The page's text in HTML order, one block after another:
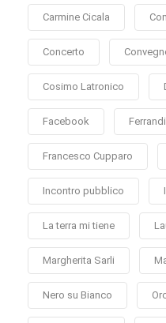
Carmine Cicala
Concerto
Cosimo Latronico
Facebook
Francesco Cupparo
Incontro pubblico
La terra mi tiene
Margherita Sarli
Nero su Bianco